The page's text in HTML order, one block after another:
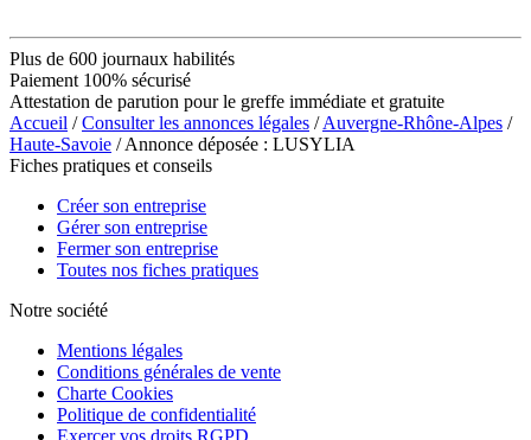
Plus de 600 journaux habilités
Paiement 100% sécurisé
Attestation de parution pour le greffe immédiate et gratuite
Accueil /Consulter les annonces légales /Auvergne-Rhône-Alpes /
Haute-Savoie / Annonce déposée : LUSYLIA
Fiches pratiques et conseils
Créer son entreprise
Gérer son entreprise
Fermer son entreprise
Toutes nos fiches pratiques
Notre société
Mentions légales
Conditions générales de vente
Charte Cookies
Politique de confidentialité
Exercer vos droits RGPD